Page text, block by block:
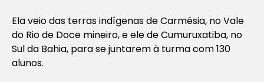
Ela veio das terras indígenas de Carmésia, no Vale
do Rio de Doce mineiro, e ele de Cumuruxatiba, no
Sul da Bahia, para se juntarem à turma com 130
alunos.